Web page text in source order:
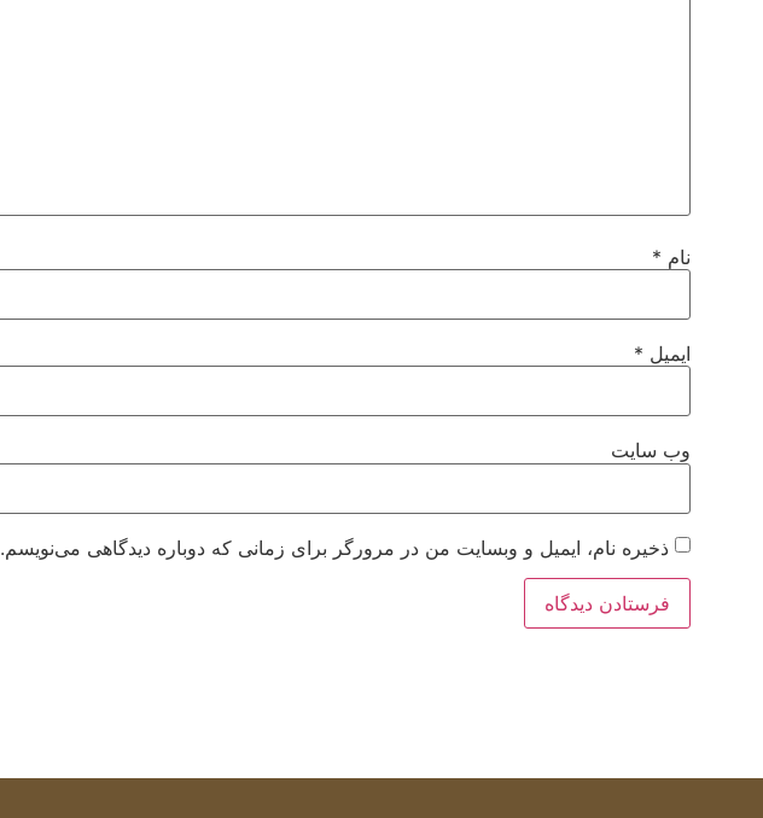
نام *
ایمیل *
وب‌ سایت
ذخیره نام، ایمیل و وبسایت من در مرورگر برای زمانی که دوباره دیدگاهی می‌نویسم.